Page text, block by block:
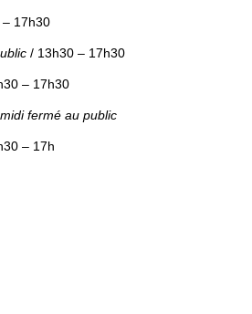
17h30
/ 13h30 – 17h30
– 17h30
fermé au public
– 17h